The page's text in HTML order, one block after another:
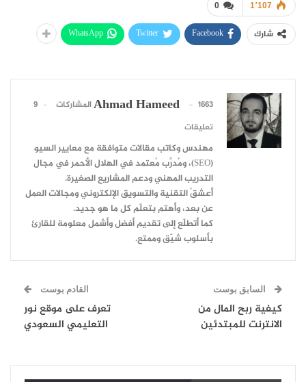
0 1٬107
شارك Facebook
Twitter
WhatsApp
Ahmad Hameed 1663 المشاركات
9
تعليقات
مهندس وكاتب مقالات متوافقة مع معايير السيو
(SEO)، ومُدرِّب مُعتمد في الهلال الأحمر في مجال
التدريب المهني ودعم المشاريع الصغيرة.
أعشقُ التقنية والتسويق الإلكتروني ومجالات العمل
عن بعد، وأهتم بتعلّم كل ما هو جديد.
كما أتطلّع إلى تقديم أفضل وأشمل معلومة للقارئ
بأسلوب شيّق وممتع.
السابق بوست
كيفية ربح المال من
الانترنت للمبتدئين
القادم بوست
تعرف على موقع نور
التعليمي السعودي